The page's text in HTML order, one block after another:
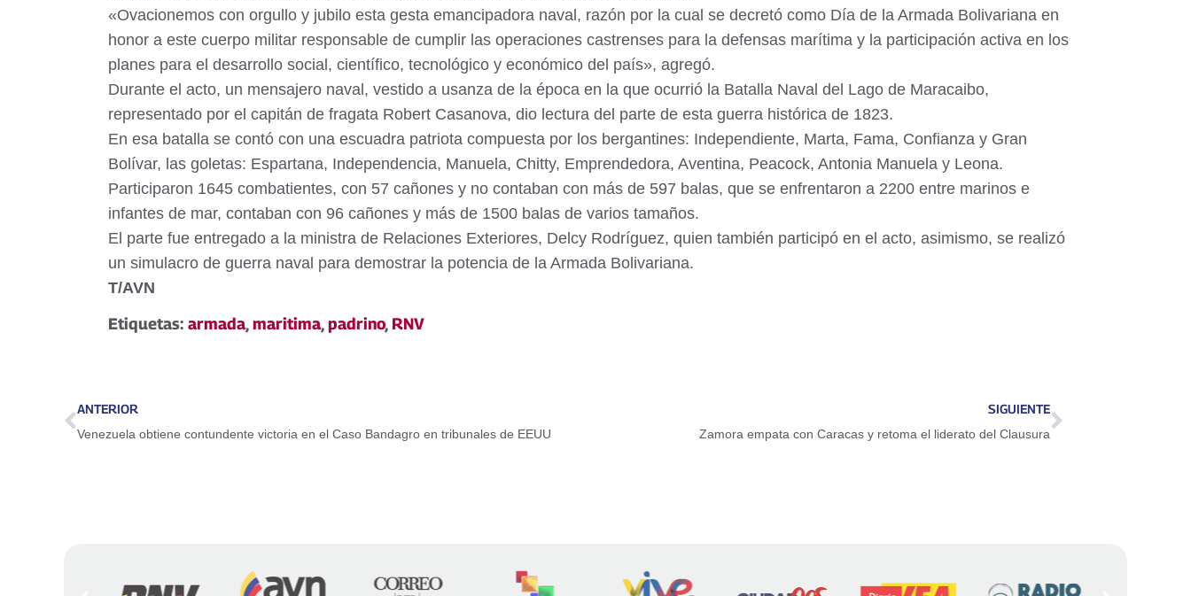
«Ovacionemos con orgullo y jubilo esta gesta emancipadora naval, razón por la cual se decretó como Día de la Armada Bolivariana en
honor a este cuerpo militar responsable de cumplir las operaciones castrenses para la defensas marítima y la participación activa en los
planes para el desarrollo social, científico, tecnológico y económico del país», agregó.
Durante el acto, un mensajero naval, vestido a usanza de la época en la que ocurrió la Batalla Naval del Lago de Maracaibo,
representado por el capitán de fragata Robert Casanova, dio lectura del parte de esta guerra histórica de 1823.
En esa batalla se contó con una escuadra patriota compuesta por los bergantines: Independiente, Marta, Fama, Confianza y Gran
Bolívar, las goletas: Espartana, Independencia, Manuela, Chitty, Emprendedora, Aventina, Peacock, Antonia Manuela y Leona.
Participaron 1645 combatientes, con 57 cañones y no contaban con más de 597 balas, que se enfrentaron a 2200 entre marinos e
infantes de mar, contaban con 96 cañones y más de 1500 balas de varios tamaños.
El parte fue entregado a la ministra de Relaciones Exteriores, Delcy Rodríguez, quien también participó en el acto, asimismo, se realizó
un simulacro de guerra naval para demostrar la potencia de la Armada Bolivariana.
T/AVN
Etiquetas: armada,maritima,padrino, RNV
ANTERIOR
Venezuela obtiene contundente victoria en el Caso Bandagro en tribunales de EEUU
SIGUIENTE
Zamora empata con Caracas y retoma el liderato del Clausura